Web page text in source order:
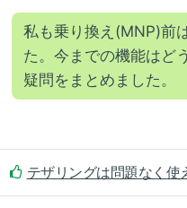
私も乗り換え(MNP)前
た。今までの機能はど
疑問をまとめました。
テザリングは問題なく使